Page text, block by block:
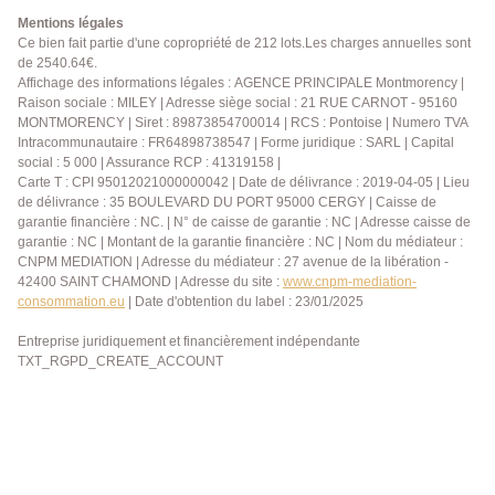
un accès direct à un extérieur privatif permettant de
profiter de moments de détente en plein air, que ce
soit pour un café matinal ou une soirée en toute
tranquillité. La cuisine, ouverte sur le séjour, a été
conçue pour s'intégrer parfaitement à l'espace de vie.
Elle favorise les échanges et la convivialité, tout en
offrant un aménagement pratique pour le quotidien.
L'ensemble crée une atmosphère moderne et
chaleureuse, idéale pour recevoir ou partager des
moments en famille. L'espace nuit se compose de
deux chambres aux volumes confortables, permettant
d'accueillir aussi bien une famille, un couple
souhaitant disposer d'une pièce supplémentaire, ou
Les chambres bénéficient d'une ambiance calme,
propice au repos et à la sérénité. La salle de bains est
Mentions légales
Ce bien fait partie d'une copropriété de 212 lots.Les charges annuelles sont
de 2540.64€.
Affichage des informations légales : AGENCE PRINCIPALE Montmorency |
Raison sociale : MILEY | Adresse siège social : 21 RUE CARNOT - 95160
MONTMORENCY | Siret : 89873854700014 | RCS : Pontoise | Numero TVA
Intracommunautaire : FR64898738547 | Forme juridique : SARL | Capital
social : 5 000 | Assurance RCP : 41319158 |
Carte T : CPI 95012021000000042 | Date de délivrance : 2019-04-05 | Lieu
de délivrance : 35 BOULEVARD DU PORT 95000 CERGY | Caisse de
garantie financière : NC. | N° de caisse de garantie : NC | Adresse caisse de
garantie : NC | Montant de la garantie financière : NC | Nom du médiateur :
CNPM MEDIATION | Adresse du médiateur : 27 avenue de la libération -
42400 SAINT CHAMOND | Adresse du site : www.cnpm-mediation-
consommation.eu | Date d'obtention du label : 23/01/2025
Entreprise juridiquement et financièrement indépendante
TXT_RGPD_CREATE_ACCOUNT